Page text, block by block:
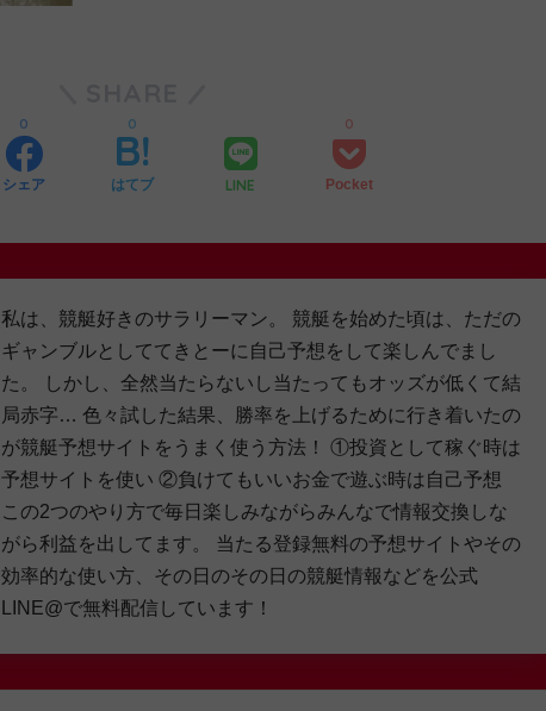
シェア
0
はてブ
0
LINE Pocket
0
私は、競艇好きのサラリーマン。 競艇を始めた頃は、ただの
ギャンブルとしててきとーに自己予想をして楽しんでまし
た。 しかし、全然当たらないし当たってもオッズが低くて結
局赤字… 色々試した結果、勝率を上げるために行き着いたの
が競艇予想サイトをうまく使う方法！ ①投資として稼ぐ時は
予想サイトを使い ②負けてもいいお金で遊ぶ時は自己予想
この2つのやり方で毎日楽しみながらみんなで情報交換しな
がら利益を出してます。 当たる登録無料の予想サイトやその
効率的な使い方、その日のその日の競艇情報などを公式
LINE@で無料配信しています！